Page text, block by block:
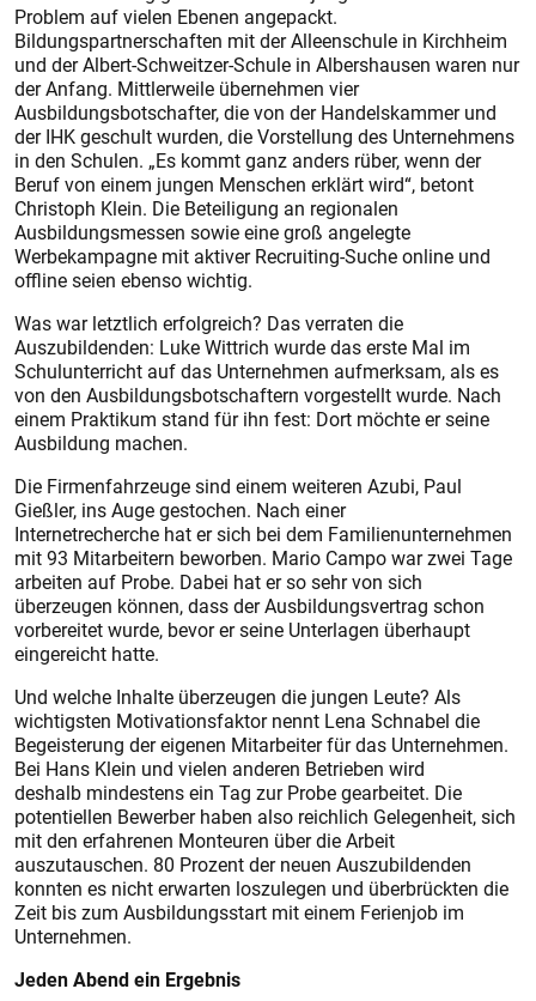
Problem auf vielen Ebenen angepackt.
Bildungspartnerschaften mit der Alleenschule in Kirchheim
und der Albert-Schweitzer-Schule in Albershausen waren nur
der Anfang. Mittlerweile übernehmen vier
Ausbildungsbotschafter, die von der Handelskammer und
der IHK geschult wurden, die Vorstellung des Unternehmens
in den Schulen. „Es kommt ganz anders rüber, wenn der
Beruf von einem jungen Menschen erklärt wird“, betont
Christoph Klein. Die Beteiligung an regionalen
Ausbildungsmessen sowie eine groß angelegte
Werbekampagne mit aktiver Recruiting-Suche online und
offline seien ebenso wichtig.
Was war letztlich erfolgreich? Das verraten die
Auszubildenden: Luke Wittrich wurde das erste Mal im
Schulunterricht auf das Unternehmen aufmerksam, als es
von den Ausbildungsbotschaftern vorgestellt wurde. Nach
einem Praktikum stand für ihn fest: Dort möchte er seine
Ausbildung machen.
Die Firmenfahrzeuge sind einem weiteren Azubi, Paul
Gießler, ins Auge gestochen. Nach einer
Internetrecherche hat er sich bei dem Familienunternehmen
mit 93 Mitarbeitern beworben. Mario Campo war zwei Tage
arbeiten auf Probe. Dabei hat er so sehr von sich
überzeugen können, dass der Ausbildungsvertrag schon
vorbereitet wurde, bevor er seine Unterlagen überhaupt
eingereicht hatte.
Und welche Inhalte überzeugen die jungen Leute? Als
wichtigsten Motivationsfaktor nennt Lena Schnabel die
Begeisterung der eigenen Mitarbeiter für das Unternehmen.
Bei Hans Klein und vielen anderen Betrieben wird
deshalb mindestens ein Tag zur Probe gearbeitet. Die
potentiellen Bewerber haben also reichlich Gelegenheit, sich
mit den erfahrenen Monteuren über die Arbeit
auszutauschen. 80 Prozent der neuen Auszubildenden
konnten es nicht erwarten loszulegen und überbrückten die
Zeit bis zum Ausbildungsstart mit einem Ferienjob im
Unternehmen.
Jeden Abend ein Ergebnis